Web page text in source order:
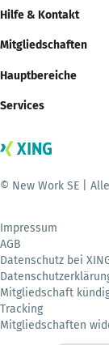
Hilfe & Kontakt
Mitgliedschaften
Hauptbereiche
Services
© New Work SE |
Impressum
AGB
Datenschutz bei
Mitgliedschaft
Tracking
Mitgliedschaften